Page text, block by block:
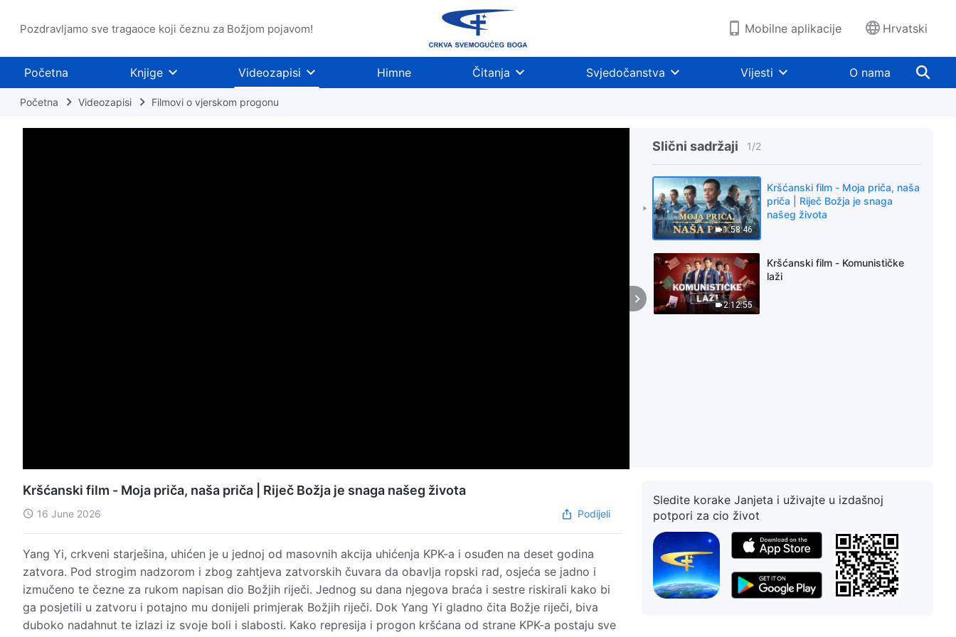
Pozdravljamo sve tragaoce koji čeznu za Božjom pojavom! Mobilne aplikacije Hrvatski
Početna Knjige Videozapisi Himne Čitanja Svjedočanstva Vijesti O nama
Početna Videozapisi Filmovi o vjerskom progonu
Slični sadržaji 1/2
1:58:46
Kršćanski film - Moja priča, naša
priča | Riječ Božja je snaga
našeg života
2:12:55
Kršćanski film - Komunističke
laži
Kršćanski film - Moja priča, naša priča | Riječ Božja je snaga našeg života
16 June 2026 Podijeli
Yang Yi, crkveni starješina, uhićen je u jednoj od masovnih akcija uhićenja KPK-a i osuđen na deset godina
zatvora. Pod strogim nadzorom i zbog zahtjeva zatvorskih čuvara da obavlja ropski rad, osjeća se jadno i
izmučeno te čezne za rukom napisan dio Božjih riječi. Jednog su dana njegova braća i sestre riskirali kako bi
ga posjetili u zatvoru i potajno mu donijeli primjerak Božjih riječi. Dok Yang Yi gladno čita Božje riječi, biva
duboko nadahnut te izlazi iz svoje boli i slabosti. Kako represija i progon kršćana od strane KPK-a postaju sve
Sledite korake Janjeta i uživajte u izdašnoj
potpori za cio život